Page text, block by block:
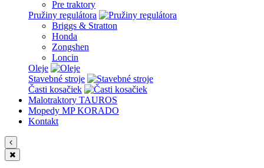
Pre traktory
Pružiny regulátora
Briggs & Stratton
Honda
Zongshen
Loncin
Oleje
Stavebné stroje
Časti kosačiek
Malotraktory TAUROS
Mopedy MP KORADO
Kontakt